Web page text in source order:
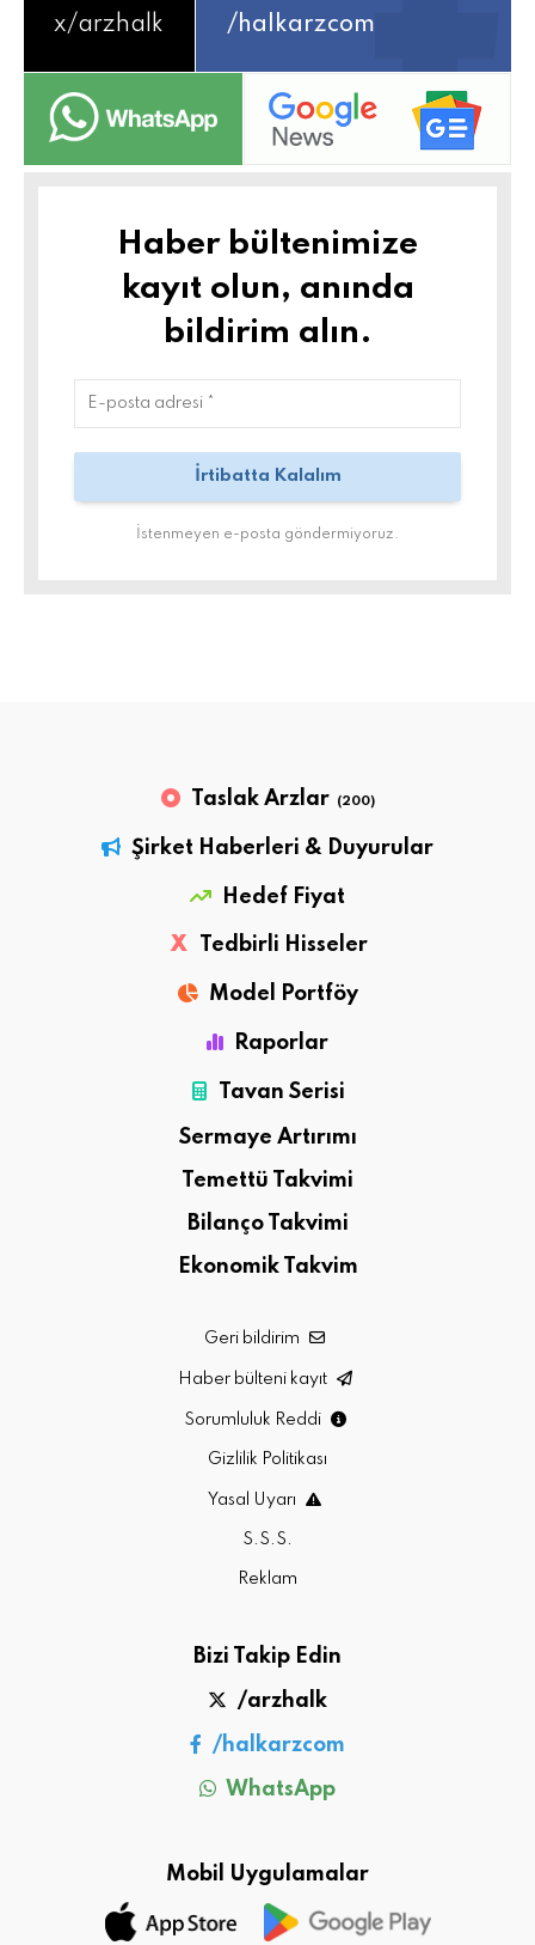
x/arzhalk /halkarzcom
Haber bültenimize
kayıt olun, anında
bildirim alın.
İstenmeyen e-posta göndermiyoruz.
Taslak Arzlar (200)
Şirket Haberleri & Duyurular
Hedef Fiyat
X Tedbirli Hisseler
Model Portföy
Raporlar
Tavan Serisi
Sermaye Artırımı
Temettü Takvimi
Bilanço Takvimi
Ekonomik Takvim
Geri bildirim
Haber bülteni kayıt
Sorumluluk Reddi
Gizlilik Politikası
Yasal Uyarı
S.S.S.
Reklam
Bizi Takip Edin
/arzhalk
/halkarzcom
WhatsApp
Mobil Uygulamalar